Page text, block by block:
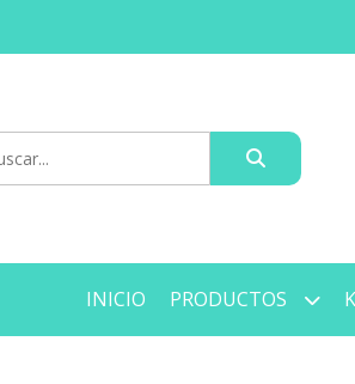
INICIO PRODUCTOS